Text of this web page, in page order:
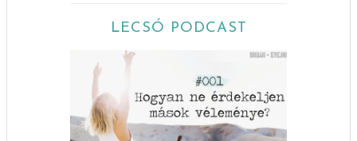
LECSÓ PODCAST